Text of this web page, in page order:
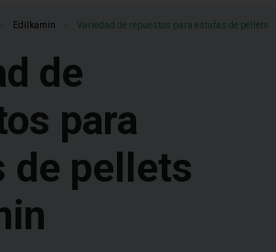
Edilkamin
Variedad de repuestos para estufas de pellets
de
para
de pellets